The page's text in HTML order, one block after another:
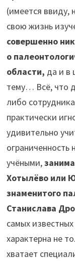
(имеется
свою жизнь
совершенно
о
области, да и в
тему… Всё, что
либо
практически
удивительно
учёными,
Хотылёво или
знаменитого
Станислава
самых
характерна не
хватает